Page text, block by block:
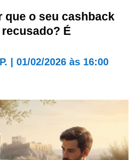
que o seu cashback
É
01/02/2026 às 16:00